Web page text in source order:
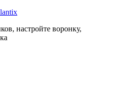
настройте воронку,